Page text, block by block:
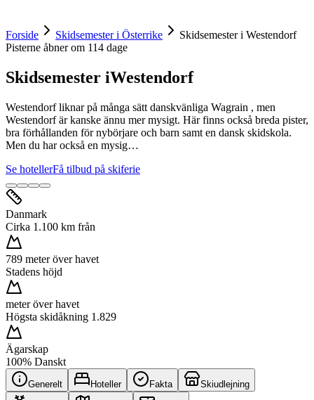
Forside Skidsemester i Österrike
Skidsemester i Westendorf
Pisterne åbner om 114 dage
Skidsemester iWestendorf
Westendorf liknar på många sätt danskvänliga Wagrain , men
Westendorf är kanske ännu mer mysigt. Här finns också breda pister,
bra förhållanden för nybörjare och barn samt en dansk skidskola.
Men du har också en mysig…
Se hotellerFå tilbud på skiferie
Danmark
Cirka 1.100 km från
789 meter över havet
Stadens höjd
meter över havet
Högsta skidåkning 1.829
Ägarskap
100% Danskt
Generelt Hoteller Fakta Skiudlejning